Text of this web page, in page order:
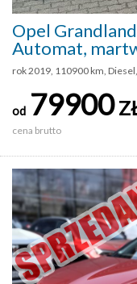
Opel
Automat,
rok 2019, 110900 km,
od 79900
cena brutto